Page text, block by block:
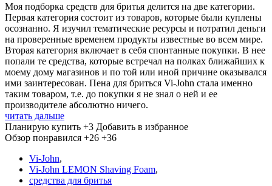
Моя подборка средств для бритья делится на две категории.
Первая категория состоит из товаров, которые были куплены
осознанно. Я изучил тематические ресурсы и потратил деньги
на проверенные временем продукты известные во всем мире.
Вторая категория включает в себя спонтанные покупки. В нее
попали те средства, которые встречал на полках ближайших к
моему дому магазинов и по той или иной причине оказывался
ими заинтересован. Пена для бриться Vi-John стала именно
таким товаром, т.е. до покупки я не знал о ней и ее
производителе абсолютно ничего.
читать дальше
Планирую купить +3 Добавить в избранное
Обзор понравился +26 +36
Vi-John,
Vi-John LEMON Shaving Foam,
средства для бритья